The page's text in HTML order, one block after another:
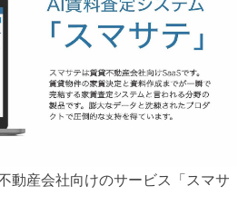
動産会社向けのサービス「スマサ